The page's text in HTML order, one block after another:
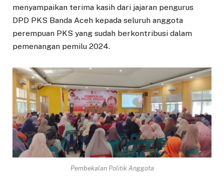
menyampaikan terima kasih dari jajaran pengurus
DPD PKS Banda Aceh kepada seluruh anggota
perempuan PKS yang sudah berkontribusi dalam
pemenangan pemilu 2024.
Pembekalan Politik Anggota